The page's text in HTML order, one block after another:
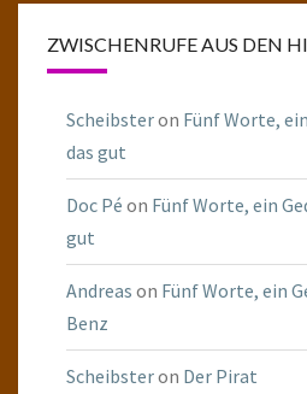
ZWISCHENRUFE AUS DEN
Scheibsteron Fünf Worte,
das gut
Doc Pé on Fünf Worte, ein
gut
Andreas on Fünf Worte, ein
Benz
Scheibsteron Der Pirat